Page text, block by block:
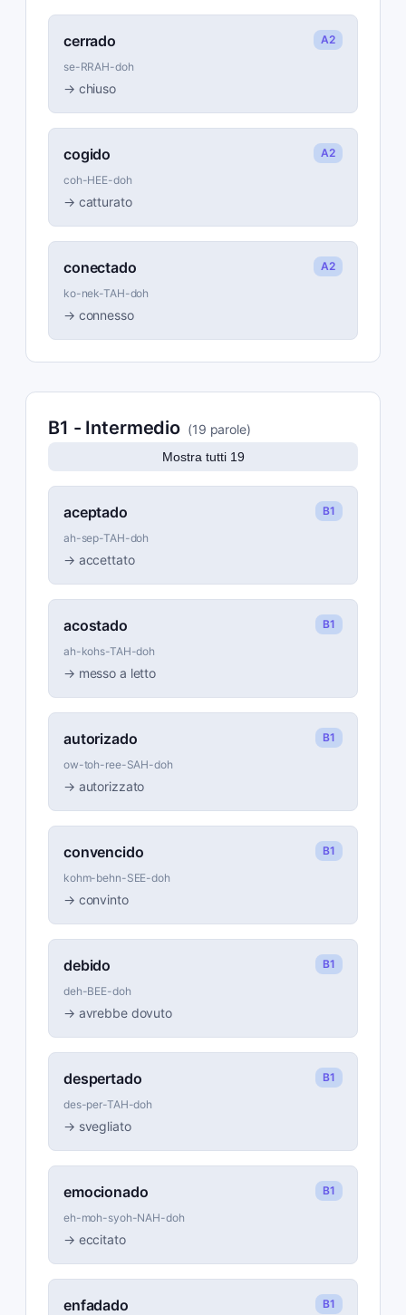
cerrado
A2
se-RRAH-doh
→ chiuso
cogido
A2
coh-HEE-doh
→ catturato
conectado
A2
ko-nek-TAH-doh
→ connesso
B1 - Intermedio (19 parole)
Mostra tutti 19
aceptado
B1
ah-sep-TAH-doh
→ accettato
acostado
B1
ah-kohs-TAH-doh
→ messo a letto
autorizado
B1
ow-toh-ree-SAH-doh
→ autorizzato
convencido
B1
kohm-behn-SEE-doh
→ convinto
debido
B1
deh-BEE-doh
→ avrebbe dovuto
despertado
B1
des-per-TAH-doh
→ svegliato
emocionado
B1
eh-moh-syoh-NAH-doh
→ eccitato
enfadado
B1